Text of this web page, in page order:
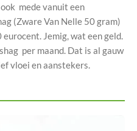
mede vanuit een
(Zware Van Nelle 50 gram)
Jemig, wat een geld.
per maand. Dat is al gauw
vloei en aanstekers.